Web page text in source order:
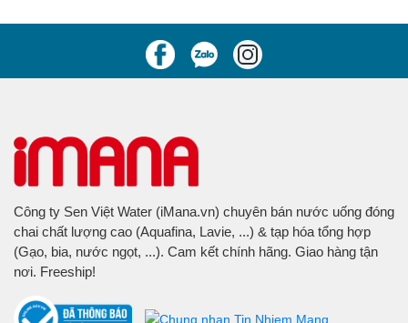
Công ty Sen Việt Water (iMana.vn) chuyên bán nước uống đóng
chai chất lượng cao (Aquafina, Lavie, ...) & tạp hóa tổng hợp
(Gạo, bia, nước ngọt, ...). Cam kết chính hãng. Giao hàng tận
nơi. Freeship!